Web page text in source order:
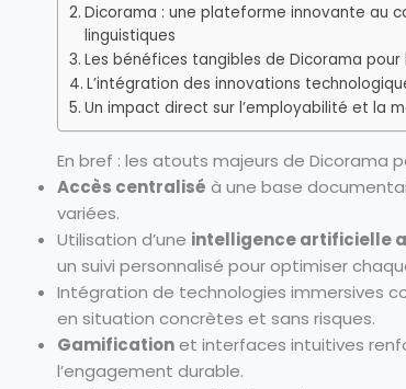
Dicorama : une plateforme innovante au
linguistiques
Les bénéfices tangibles de Dicorama
L’intégration des innovations
Un impact direct sur l’employabilité et la
En bref : les atouts majeurs de Dicorama
Accès centralisé à une base
variées.
Utilisation d’une intelligence artificielle
un suivi personnalisé pour optimiser
Intégration de technologies immersives
en situation concrètes et sans risques.
Gamificationet interfaces intuitives
l’engagement durable.